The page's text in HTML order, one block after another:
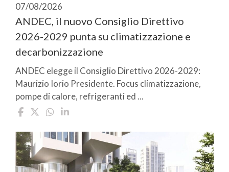
07/08/2026
ANDEC, il nuovo Consiglio Direttivo
2026-2029 punta su climatizzazione e
decarbonizzazione
ANDEC elegge il Consiglio Direttivo 2026-2029:
Maurizio Iorio Presidente. Focus climatizzazione,
pompe di calore, refrigeranti ed ...